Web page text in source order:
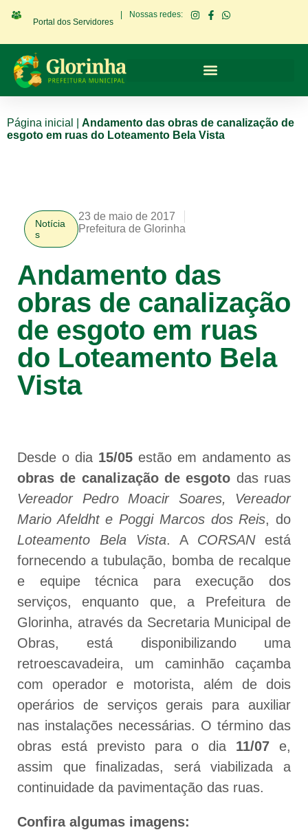
Portal dos Servidores
Nossas redes:
Página inicial
Andamento das obras de canalização de
esgoto em ruas do Loteamento Bela Vista
Notícia
s
23 de maio de 2017
Prefeitura de Glorinha
Andamento das
obras de canalização
de esgoto em ruas
do Loteamento Bela
Vista
Desde o dia 15/05 estão em andamento as
obras de canalização de esgoto das ruas
Vereador Pedro Moacir Soares, Vereador
Mario Afeldht e Poggi Marcos dos Reis, do
Loteamento Bela Vista. A CORSANestá
fornecendo a tubulação, bomba de recalque
e equipe técnica para execução dos
serviços, enquanto que, a Prefeitura de
Glorinha, através da Secretaria Municipal de
Obras, está disponibilizando uma
retroescavadeira, um caminhão caçamba
com operador e motorista, além de dois
operários de serviços gerais para auxiliar
nas instalações necessárias. O término das
obras está previsto para o dia 11/07 e,
assim que finalizadas, será viabilizada a
continuidade da pavimentação das ruas.
Confira algumas imagens: